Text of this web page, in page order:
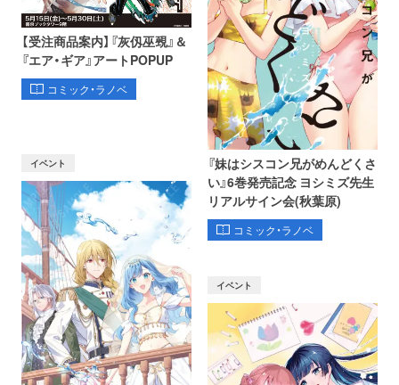
【受注商品案内】『灰仭巫覡』＆
『エア・ギア』アートPOPUP
コミック・ラノベ
『妹はシスコン兄がめんどくさ
い』6巻発売記念 ヨシミズ先生
リアルサイン会(秋葉原)
コミック・ラノベ
イベント
イベント